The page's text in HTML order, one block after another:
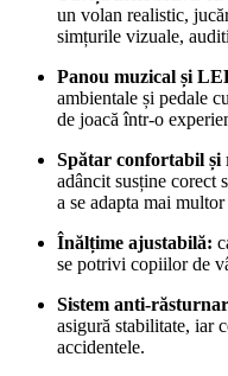
un volan realistic,
simțurile vizuale,
Panou muzical și
ambientale și pedale
de joacă într-o
Spătar confortabil și
adâncit susține corect
a se adapta mai multor
Înălțime ajustabilă:
se potrivi copiilor de
Sistem anti-
asigură stabilitate, iar
accidentele.